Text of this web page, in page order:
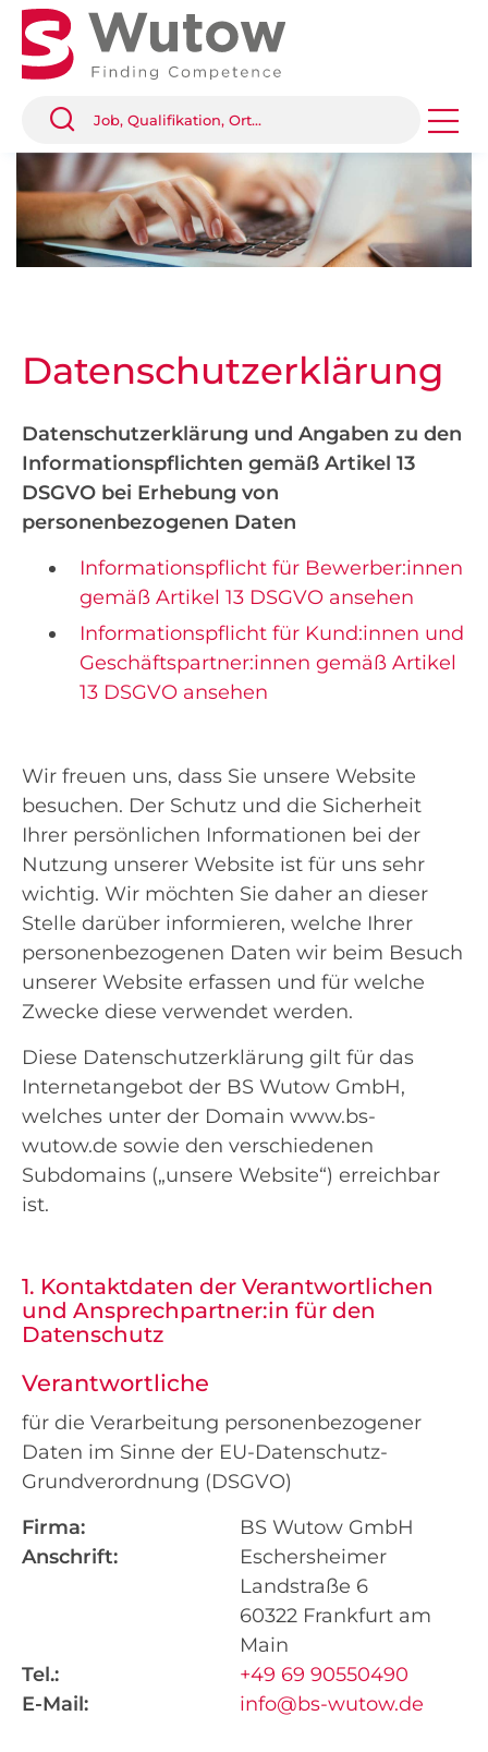
Datenschutz­erklärung
Datenschutzerklärung und Angaben zu den
Informationspflichten gemäß Artikel 13
DSGVO bei Erhebung von
personenbezogenen Daten
Informationspflicht für Bewerber:innen
gemäß Artikel 13 DSGVO ansehen
Informationspflicht für Kund:innen und
Geschäftspartner:innen gemäß Artikel
13 DSGVO ansehen
Wir freuen uns, dass Sie unsere Website
besuchen. Der Schutz und die Sicherheit
Ihrer persönlichen Informationen bei der
Nutzung unserer Website ist für uns sehr
wichtig. Wir möchten Sie daher an dieser
Stelle darüber informieren, welche Ihrer
personenbezogenen Daten wir beim Besuch
unserer Website erfassen und für welche
Zwecke diese verwendet werden.
Diese Datenschutzerklärung gilt für das
Internetangebot der BS Wutow GmbH,
welches unter der Domain www.bs-
wutow.de sowie den verschiedenen
Subdomains („unsere Website“) erreichbar
ist.
1. Kontaktdaten der Verantwortlichen
und Ansprechpartner:in für den
Datenschutz
Verantwortliche
für die Verarbeitung personenbezogener
Daten im Sinne der EU-Datenschutz-
Grundverordnung (DSGVO)
Firma:
BS Wutow GmbH
Anschrift:
Eschersheimer
Landstraße 6
60322 Frankfurt am
Main
Tel.:
+49 69 90550490
E-Mail:
info@bs-wutow.de